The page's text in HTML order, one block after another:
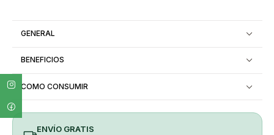
GENERAL
BENEFICIOS
COMO CONSUMIR
ENVÍO GRATIS